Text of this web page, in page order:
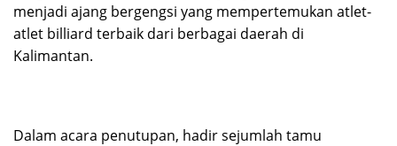
menjadi ajang bergengsi yang mempertemukan atlet-
atlet billiard terbaik dari berbagai daerah di
Kalimantan.
Dalam acara penutupan, hadir sejumlah tamu